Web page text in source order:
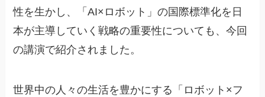
性を生かし、「AI×ロボット」の国際標準化を日
本が主導していく戦略の重要性についても、今回
の講演で紹介されました。
世界中の人々の生活を豊かにする「ロボット×フ